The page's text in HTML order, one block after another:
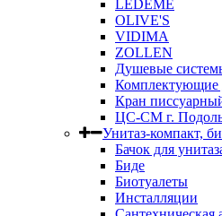
LEDEME
OLIVE'S
VIDIMA
ZOLLEN
Душевые
Комплектующие
Кран
ЦС-СМ г.
Унитаз-компакт,
Бачок для
Биде
Биотуалеты
Инсталляции